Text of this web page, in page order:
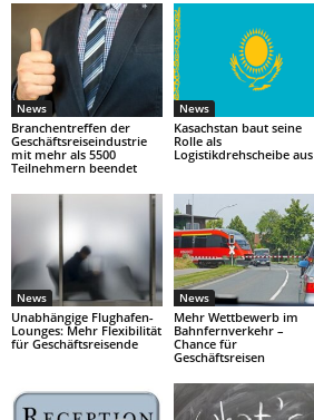
News
Branchentreffen der
Geschäftsreiseindustrie
mit mehr als 5500
Teilnehmern beendet
News
Kasachstan baut seine
Rolle als
Logistikdrehscheibe aus
News
Unabhängige Flughafen-
Lounges: Mehr Flexibilität
für Geschäftsreisende
News
Mehr Wettbewerb im
Bahnfernverkehr –
Chance für
Geschäftsreisen